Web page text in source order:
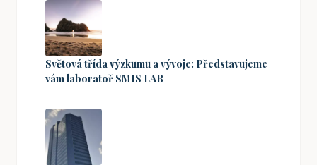
Světová třída výzkumu a vývoje: Představujeme
vám laboratoř SMIS LAB